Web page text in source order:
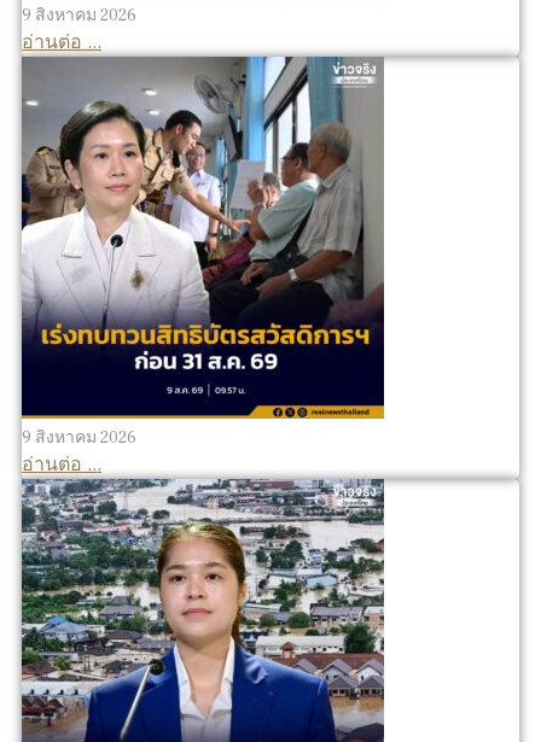
9 สิงหาคม 2026
อ่านต่อ ...
9 สิงหาคม 2026
อ่านต่อ ...